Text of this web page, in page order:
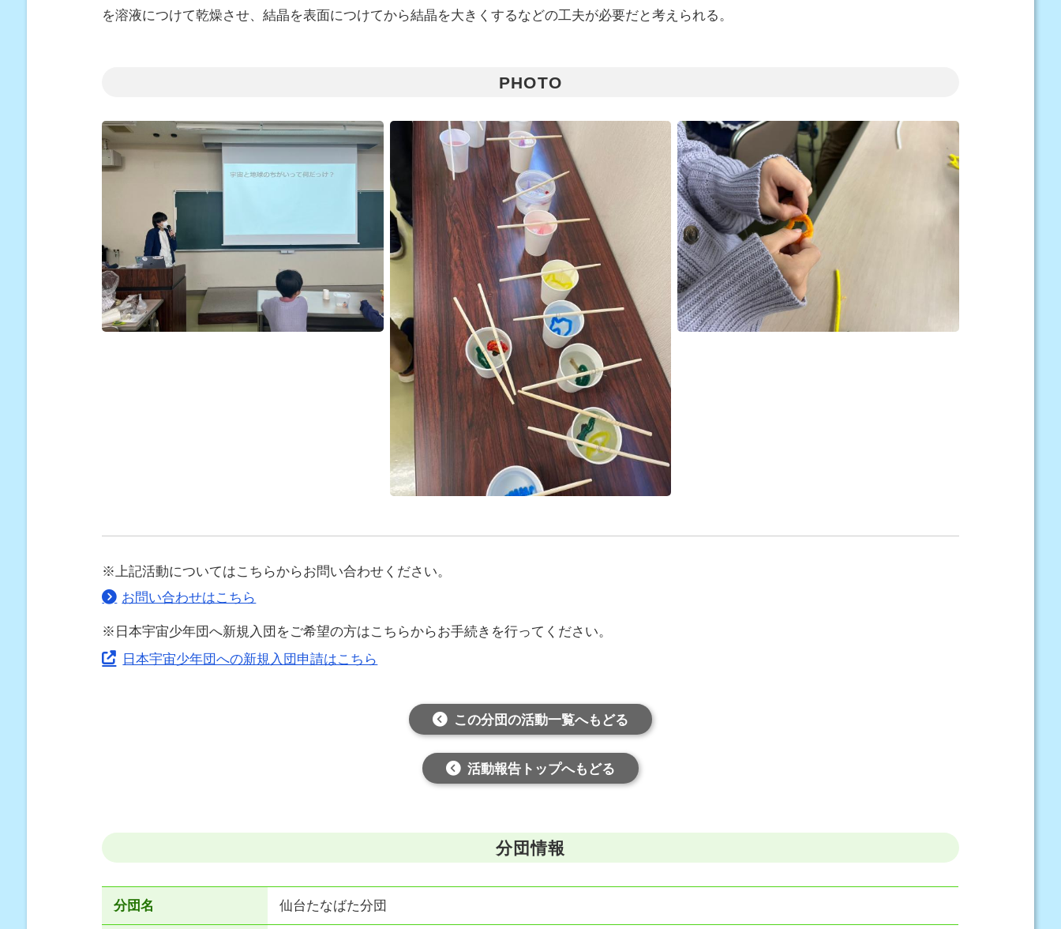
を溶液につけて乾燥させ、結晶を表面につけてから結晶を大きくするなどの工夫が必要だと考えられる。
PHOTO
※上記活動についてはこちらからお問い合わせください。
お問い合わせはこちら
※日本宇宙少年団へ新規入団をご希望の方はこちらからお手続きを行ってください。
日本宇宙少年団への新規入団申請はこちら
この分団の活動一覧へもどる
活動報告トップへもどる
分団情報
分団名 仙台たなばた分団